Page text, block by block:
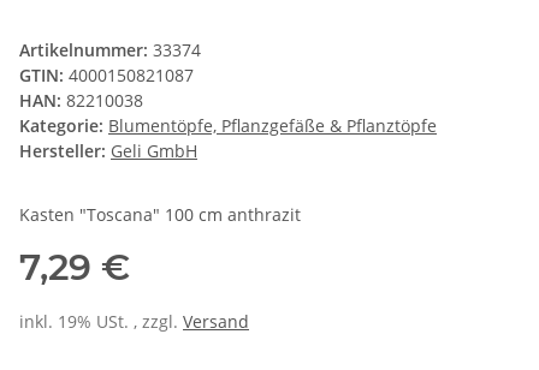
Artikelnummer: 33374
GTIN: 4000150821087
HAN: 82210038
Kategorie: Blumentöpfe, Pflanzgefäße & Pflanztöpfe
Hersteller: Geli GmbH
Kasten "Toscana" 100 cm anthrazit
7,29 €
inkl. 19% USt. , zzgl. Versand